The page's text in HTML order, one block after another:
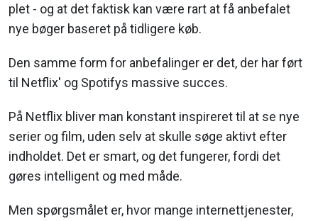
plet - og at det faktisk kan være rart at få anbefalet
nye bøger baseret på tidligere køb.
Den samme form for anbefalinger er det, der har ført
til Netflix' og Spotifys massive succes.
På Netflix bliver man konstant inspireret til at se nye
serier og film, uden selv at skulle søge aktivt efter
indholdet. Det er smart, og det fungerer, fordi det
gøres intelligent og med måde.
Men spørgsmålet er, hvor mange internettjenester,